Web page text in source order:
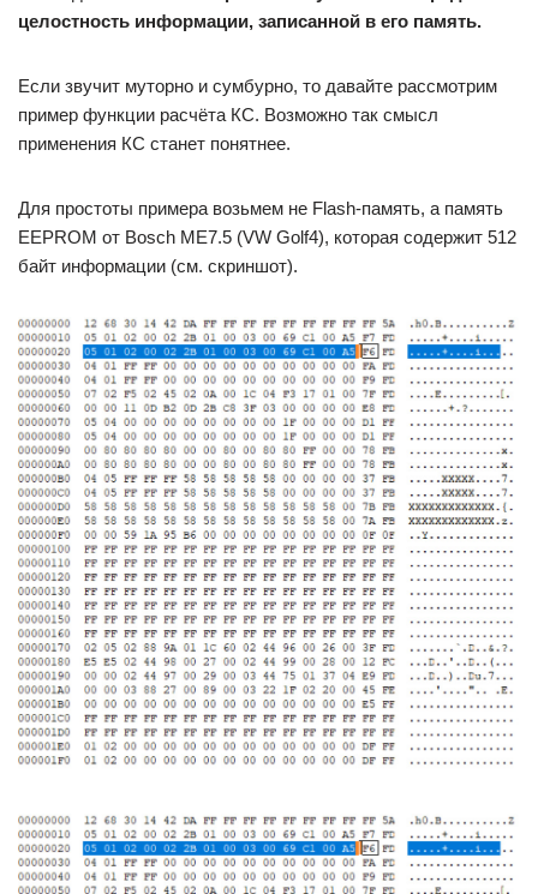
целостность информации, записанной в его память.
Если звучит муторно и сумбурно, то давайте рассмотрим
пример функции расчёта КС. Возможно так смысл
применения КС станет понятнее.
Для простоты примера возьмем не Flash-память, а память
EEPROM от Bosch ME7.5 (VW Golf4), которая содержит 512
байт информации (см. скриншот).